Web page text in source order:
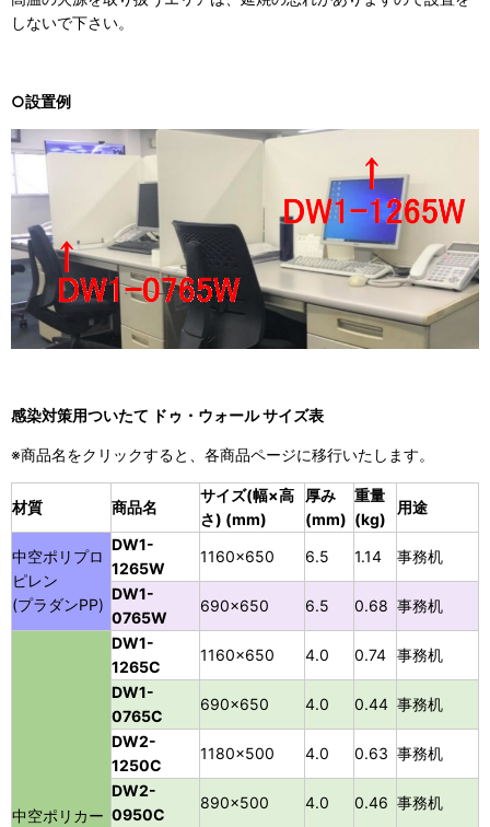
しないで下さい。
○設置例
感染対策用ついたて ドゥ・ウォール サイズ表
※商品名をクリックすると、各商品ページに移行いたします。
材質 商品名
サイズ(幅×高
さ) (mm)
厚み
(mm)
重量
(kg)
用途
中空ポリプロ
ピレン
(プラダンPP)
DW1-
1265W
1160×650 6.5 1.14
事務机
DW1-
0765W
690×650 6.5 0.68 事務机
中空ポリカー
DW1-
1265C
1160×650 4.0 0.74 事務机
DW1-
0765C
690×650 4.0 0.44 事務机
DW2-
1250C
1180×500 4.0 0.63 事務机
DW2-
0950C
890×500 4.0 0.46 事務机